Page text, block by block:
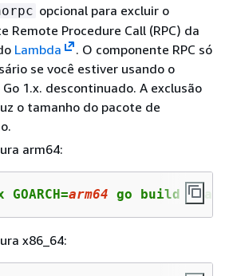
opcional para excluir o
Remote Procedure Call (RPC) da
Lambda
. O componente RPC só
se você estiver usando o
1.x. descontinuado. A exclusão
o tamanho do pacote de
arm64:
arm64 go build -tags
x86_64: